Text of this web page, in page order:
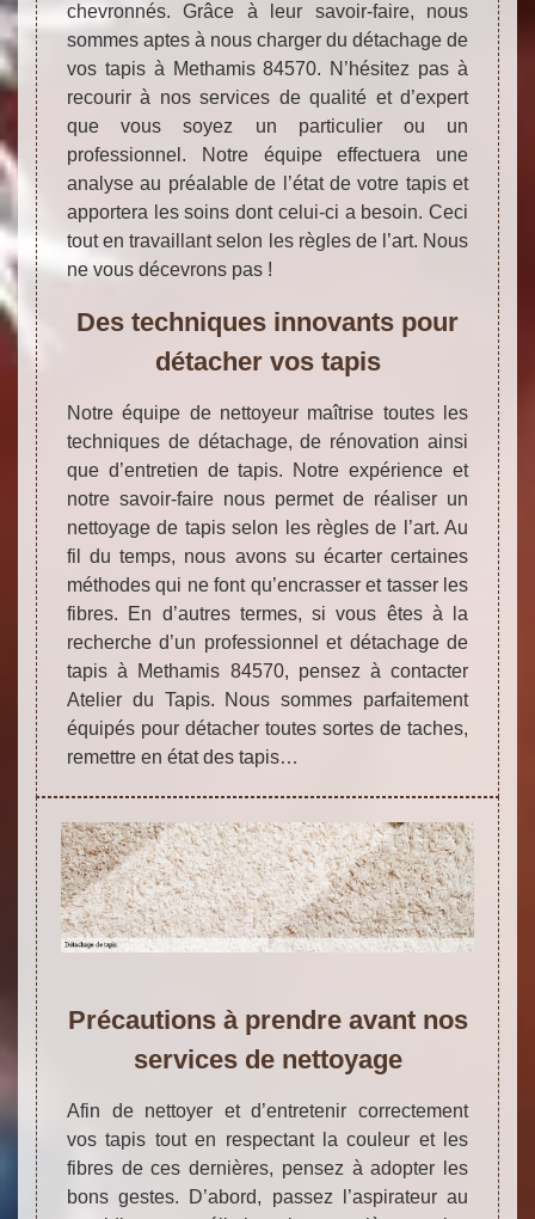
chevronnés. Grâce à leur savoir-faire, nous
sommes aptes à nous charger du détachage de
vos tapis à Methamis 84570. N’hésitez pas à
recourir à nos services de qualité et d’expert
que vous soyez un particulier ou un
professionnel. Notre équipe effectuera une
analyse au préalable de l’état de votre tapis et
apportera les soins dont celui-ci a besoin. Ceci
tout en travaillant selon les règles de l’art. Nous
ne vous décevrons pas !
Des techniques innovants pour
détacher vos tapis
Notre équipe de nettoyeur maîtrise toutes les
techniques de détachage, de rénovation ainsi
que d’entretien de tapis. Notre expérience et
notre savoir-faire nous permet de réaliser un
nettoyage de tapis selon les règles de l’art. Au
fil du temps, nous avons su écarter certaines
méthodes qui ne font qu’encrasser et tasser les
fibres. En d’autres termes, si vous êtes à la
recherche d’un professionnel et détachage de
tapis à Methamis 84570, pensez à contacter
Atelier du Tapis. Nous sommes parfaitement
équipés pour détacher toutes sortes de taches,
remettre en état des tapis…
Précautions à prendre avant nos
services de nettoyage
Afin de nettoyer et d’entretenir correctement
vos tapis tout en respectant la couleur et les
fibres de ces dernières, pensez à adopter les
bons gestes. D’abord, passez l’aspirateur au